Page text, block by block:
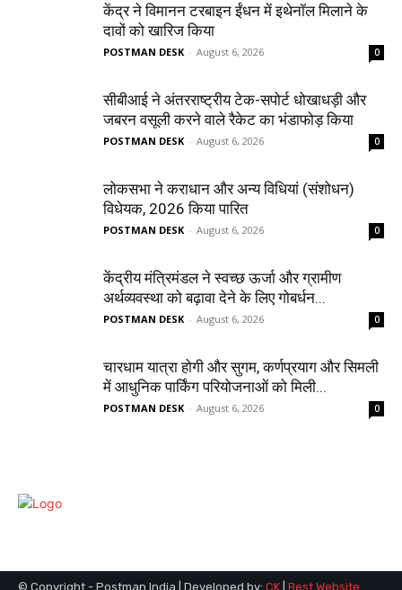
केंद्र ने विमानन टरबाइन ईंधन में इथेनॉल मिलाने के
दावों को खारिज किया
POSTMAN DESK - August 6, 2026 0
सीबीआई ने अंतरराष्ट्रीय टेक-सपोर्ट धोखाधड़ी और
जबरन वसूली करने वाले रैकेट का भंडाफोड़ किया
POSTMAN DESK - August 6, 2026 0
लोकसभा ने कराधान और अन्य विधियां (संशोधन)
विधेयक, 2026 किया पारित
POSTMAN DESK - August 6, 2026 0
केंद्रीय मंत्रिमंडल ने स्वच्छ ऊर्जा और ग्रामीण
अर्थव्यवस्था को बढ़ावा देने के लिए गोबर्धन...
POSTMAN DESK - August 6, 2026 0
चारधाम यात्रा होगी और सुगम, कर्णप्रयाग और सिमली
में आधुनिक पार्किंग परियोजनाओं को मिली...
POSTMAN DESK - August 6, 2026 0
© Copyright - Postman India | Developed by: CK Best Website